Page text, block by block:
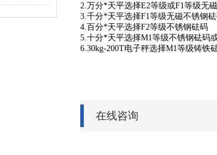
2.万分*天平选择E2等级或F1等级无
3.千分*天平选择F1等级无磁不锈钢
4.百分*天平选择F2等级不锈钢砝码
5.十分*天平选择M1等级不锈钢砝码
6.30kg-200T电子秤选择M1等级铸铁
在线咨询